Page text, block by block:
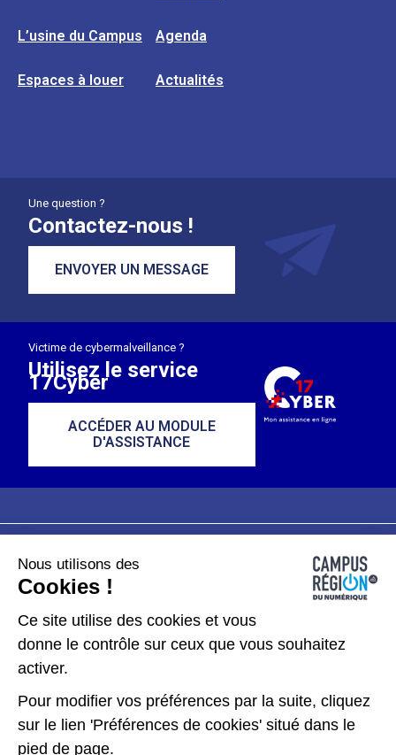
L’usine du Campus Agenda
Espaces à louer Actualités
Une question ?
Contactez-nous !
ENVOYER UN MESSAGE
Victime de cybermalveillance ?
Utilisez le service
17Cyber
ACCÉDER AU MODULE
D'ASSISTANCE
Plan du site
Données personnelles
Gérer les cookies
Kit de communication
Accessibilité : partiellement conforme
Nous utilisons des
Cookies !
Ce site utilise des cookies et vous
donne le contrôle sur ceux que vous souhaitez
activer.
Pour modifier vos préférences par la suite, cliquez
sur le lien 'Préférences de cookies' situé dans le
pied de page.